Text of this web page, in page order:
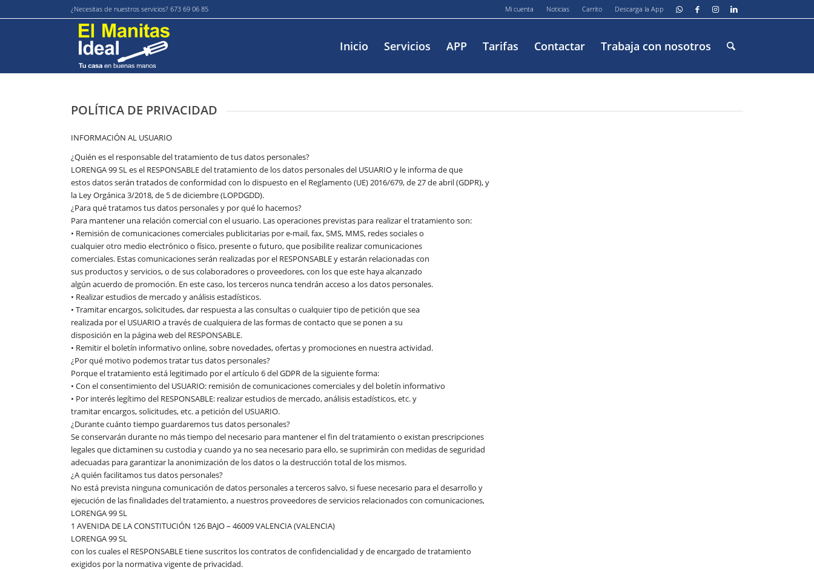
Mi cuenta Noticias Carrito Descarga la App
¿Necesitas de nuestros servicios? 673 69 06 85
Inicio Servicios APP Tarifas Contactar Trabaja con nosotros
POLÍTICA DE PRIVACIDAD
INFORMACIÓN AL USUARIO
¿Quién es el responsable del tratamiento de tus datos personales?
LORENGA 99 SL es el RESPONSABLE del tratamiento de los datos personales del USUARIO y le informa de que
estos datos serán tratados de conformidad con lo dispuesto en el Reglamento (UE) 2016/679, de 27 de abril (GDPR), y
la Ley Orgánica 3/2018, de 5 de diciembre (LOPDGDD).
¿Para qué tratamos tus datos personales y por qué lo hacemos?
Para mantener una relación comercial con el usuario. Las operaciones previstas para realizar el tratamiento son:
• Remisión de comunicaciones comerciales publicitarias por e-mail, fax, SMS, MMS, redes sociales o
cualquier otro medio electrónico o físico, presente o futuro, que posibilite realizar comunicaciones
comerciales. Estas comunicaciones serán realizadas por el RESPONSABLE y estarán relacionadas con
sus productos y servicios, o de sus colaboradores o proveedores, con los que este haya alcanzado
algún acuerdo de promoción. En este caso, los terceros nunca tendrán acceso a los datos personales.
• Realizar estudios de mercado y análisis estadísticos.
• Tramitar encargos, solicitudes, dar respuesta a las consultas o cualquier tipo de petición que sea
realizada por el USUARIO a través de cualquiera de las formas de contacto que se ponen a su
disposición en la página web del RESPONSABLE.
• Remitir el boletín informativo online, sobre novedades, ofertas y promociones en nuestra actividad.
¿Por qué motivo podemos tratar tus datos personales?
Porque el tratamiento está legitimado por el artículo 6 del GDPR de la siguiente forma:
• Con el consentimiento del USUARIO: remisión de comunicaciones comerciales y del boletín informativo
• Por interés legítimo del RESPONSABLE: realizar estudios de mercado, análisis estadísticos, etc. y
tramitar encargos, solicitudes, etc. a petición del USUARIO.
¿Durante cuánto tiempo guardaremos tus datos personales?
Se conservarán durante no más tiempo del necesario para mantener el fin del tratamiento o existan prescripciones
legales que dictaminen su custodia y cuando ya no sea necesario para ello, se suprimirán con medidas de seguridad
adecuadas para garantizar la anonimización de los datos o la destrucción total de los mismos.
¿A quién facilitamos tus datos personales?
No está prevista ninguna comunicación de datos personales a terceros salvo, si fuese necesario para el desarrollo y
ejecución de las finalidades del tratamiento, a nuestros proveedores de servicios relacionados con comunicaciones,
LORENGA 99 SL
1 AVENIDA DE LA CONSTITUCIÓN 126 BAJO – 46009 VALENCIA (VALENCIA)
LORENGA 99 SL
con los cuales el RESPONSABLE tiene suscritos los contratos de confidencialidad y de encargado de tratamiento
exigidos por la normativa vigente de privacidad.